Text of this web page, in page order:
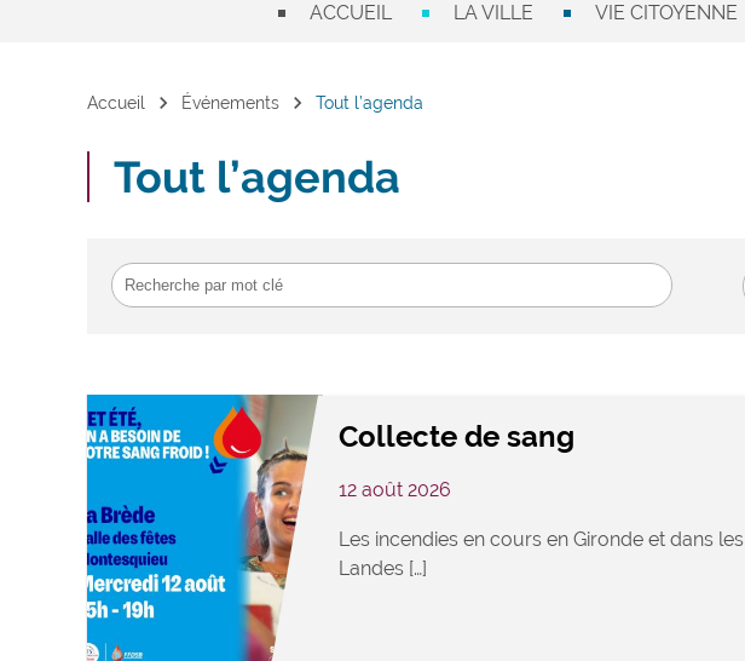
ACCUEIL LA VILLE VIE CITOYENNE
Accueil chevron_right Événements chevron_right Tout l’agenda
Tout l’agenda
Collecte de sang
12 août 2026
Les incendies en cours en Gironde et dans les
Landes […]